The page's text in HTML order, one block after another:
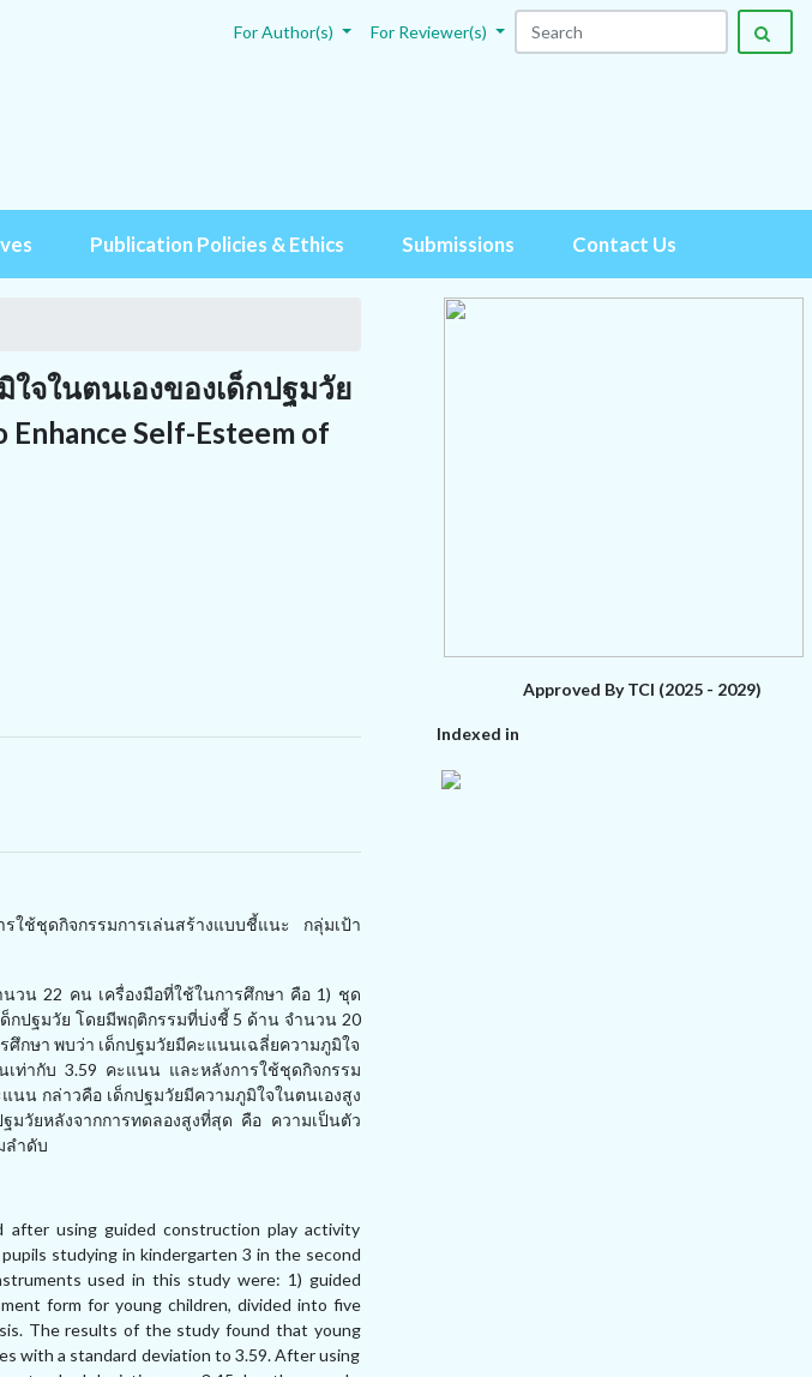
For Author(s) For Reviewer(s)
Publication Policies & Ethics Submissions Contact Us
จในตนเองของเด็กปฐมวัย
Self-Esteem of
รใช้ชุดกิจกรรมการเล่นสร้างแบบชี้แนะ กลุ่มเป้า
นวน 22 คน เครื่องมือที่ใช้ในการศึกษา คือ 1) ชุด
กปฐมวัย โดยมีพฤติกรรมที่บ่งชี้ 5 ด้าน จำนวน 20
ศึกษา พบว่า เด็กปฐมวัยมีคะแนนเฉลี่ยความภูมิใจ
เท่ากับ 3.59 คะแนน และหลังการใช้ชุดกิจกรรม
นน กล่าวคือ เด็กปฐมวัยมีความภูมิใจในตนเองสูง
มวัยหลังจากการทดลองสูงที่สุด คือ ความเป็นตัว
ลำดับ
using guided construction play activity
studying in kindergarten 3 in the second
used in this study were: 1) guided
form for young children, divided into five
The results of the study found that young
with a standard deviation to 3.59. After using
Approved By TCI (2025 - 2029)
Indexed in